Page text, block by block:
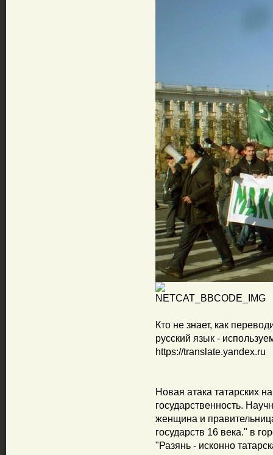
Кто не знает, как
русский язык -
https://translate.yandex.ru
Новая атака татарских
государственность.
женщина и
государств 16 века." в
"Разянь - исконно